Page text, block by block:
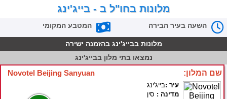
מלונות בחו"ל ב - בייג'ינג
המטבע המקומי השעה בעיר הבירה
מלונות בבייג'ינג בהזמנה ישירה
נמצאובתי מלון בבייג'ינג
Novotel Beijing Sanyuan שם המלון:
עיר :בייג'ינג
מדינה : סין